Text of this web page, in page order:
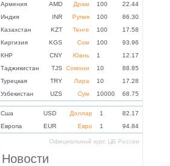
Армения
AMD Драм 100
22.44
Индия
INR Рупия 100
86.30
Казахстан
KZT Тенге 100
17.58
Киргизия
KGS Сом 100
93.96
КНР
CNY Юань 1
12.17
Таджикистан
TJS Сомони 10
88.85
Турецкая
TRY Лира 10
17.28
Узбекистан
UZS Сум 10000 68.75
Cша USD Доллар 1
82.17
Eвропа
EUR Евро 1 94.84
Официальный курс ЦБ России
Новости